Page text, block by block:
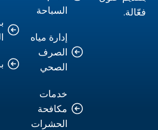
إدارة مياه
الصرف
مكافحة
الحشرات
الدوحة
برج قطر